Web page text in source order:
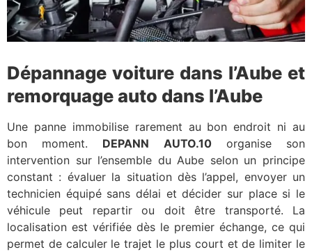
Dépannage voiture dans l’Aube et
remorquage auto dans l’Aube
Une panne immobilise rarement au bon endroit ni au
bon moment. DEPANN AUTO.10organise son
intervention sur l’ensemble du Aube selon un principe
constant : évaluer la situation dès l’appel, envoyer un
technicien équipé sans délai et décider sur place si le
véhicule peut repartir ou doit être transporté. La
localisation est vérifiée dès le premier échange, ce qui
permet de calculer le trajet le plus court et de limiter le